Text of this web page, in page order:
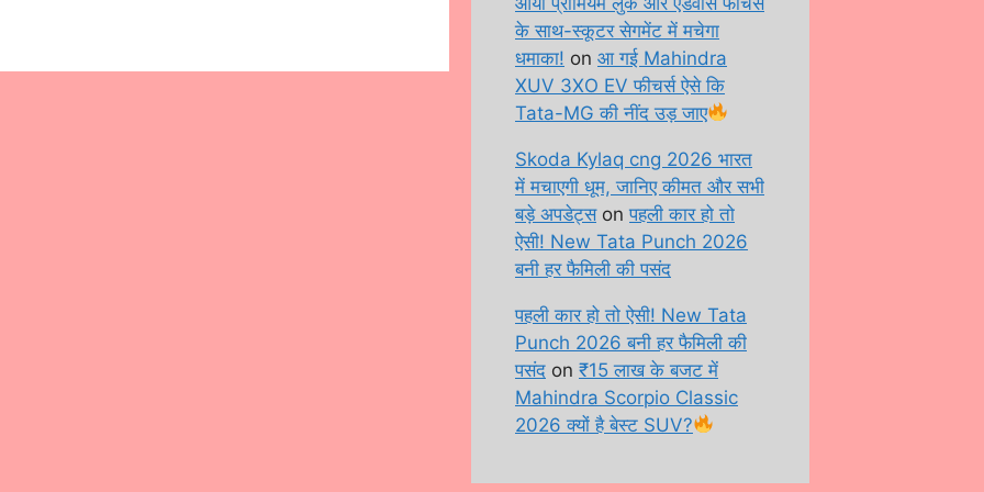
के साथ-स्कूटर सेगमेंट में मचेगा
धमाका! on आ गई Mahindra
XUV 3XO EV फीचर्स ऐसे कि
Tata-MG की नींद उड़ जाए
Skoda Kylaq cng 2026 भारत
में मचाएगी धूम, जानिए कीमत और सभी
बड़े अपडेट्सonपहली कार हो तो
ऐसी! New Tata Punch 2026
बनी हर फैमिली की पसंद
पहली कार हो तो ऐसी! New Tata
Punch 2026 बनी हर फैमिली की
पसंद on ₹15 लाख के बजट में
Mahindra Scorpio Classic
2026 क्यों है बेस्ट SUV?